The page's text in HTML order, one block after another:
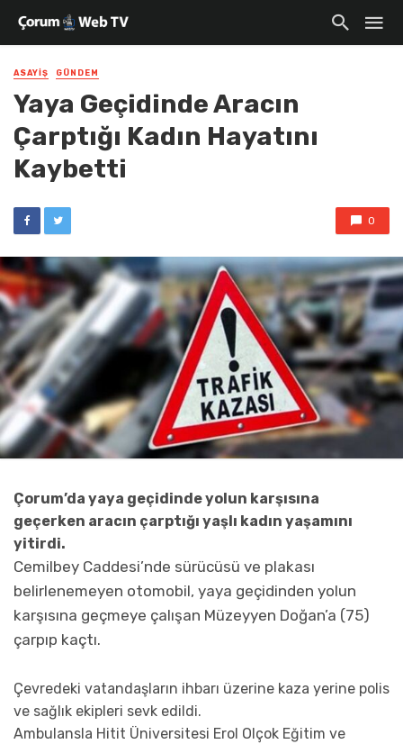
ASAYIŞ GÜNDEM
Yaya Geçidinde Aracın
Çarptığı Kadın Hayatını
Kaybetti
0
Çorum’da yaya geçidinde yolun karşısına
geçerken aracın çarptığı yaşlı kadın yaşamını
yitirdi.
Cemilbey Caddesi’nde sürücüsü ve plakası
belirlenemeyen otomobil, yaya geçidinden yolun
karşısına geçmeye çalışan Müzeyyen Doğan’a (75)
çarpıp kaçtı.
Çevredeki vatandaşların ihbarı üzerine kaza yerine polis
ve sağlık ekipleri sevk edildi.
Ambulansla Hitit Üniversitesi Erol Olçok Eğitim ve